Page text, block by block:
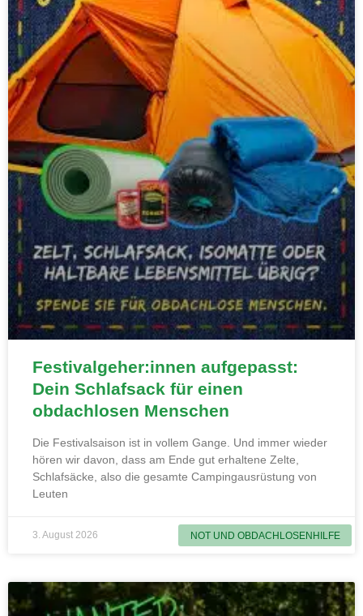
NOT UND OBDACHLOSENHILFE
Festivalgeher:innen aufgepasst:
Dein Schlafsack für einen
obdachlosen Menschen
Die Festivalsaison ist in vollem Gange. Und immer wieder
hören wir davon, dass am Ende gut erhaltene Zelte,
Schlafsäcke, also die gesamte Campingausrüstung von
Leuten
3. August 2026